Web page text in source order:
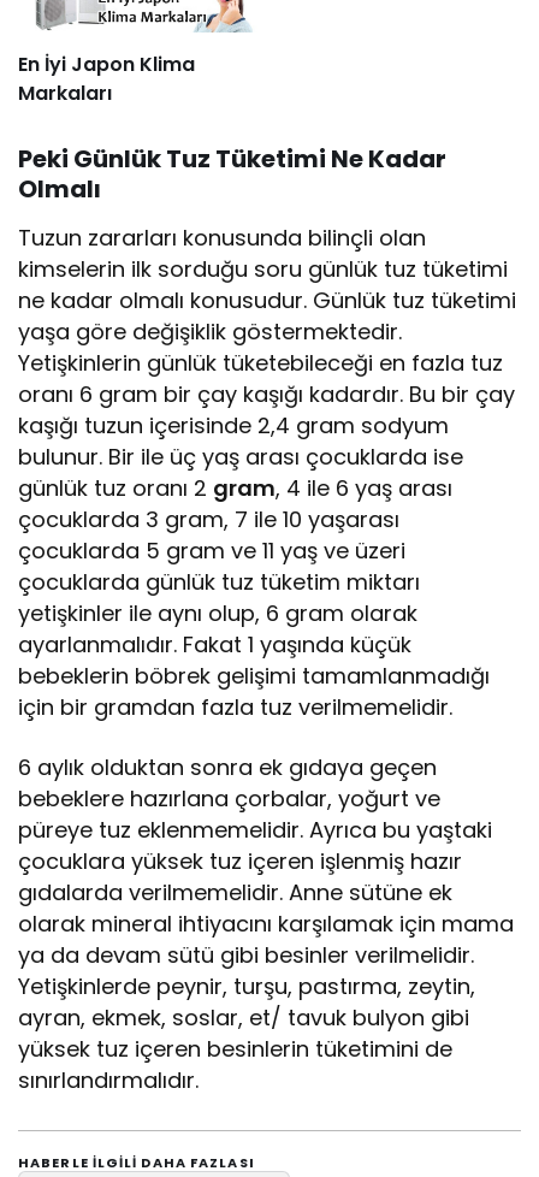
En İyi Japon Klima
Markaları
Peki Günlük Tuz Tüketimi Ne Kadar
Olmalı
Tuzun zararları konusunda bilinçli olan
kimselerin ilk sorduğu soru günlük tuz tüketimi
ne kadar olmalı konusudur. Günlük tuz tüketimi
yaşa göre değişiklik göstermektedir.
Yetişkinlerin günlük tüketebileceği en fazla tuz
oranı 6 gram bir çay kaşığı kadardır. Bu bir çay
kaşığı tuzun içerisinde 2,4 gram sodyum
bulunur. Bir ile üç yaş arası çocuklarda ise
günlük tuz oranı 2 gram, 4 ile 6 yaş arası
çocuklarda 3 gram, 7 ile 10 yaşarası
çocuklarda 5 gram ve 11 yaş ve üzeri
çocuklarda günlük tuz tüketim miktarı
yetişkinler ile aynı olup, 6 gram olarak
ayarlanmalıdır. Fakat 1 yaşında küçük
bebeklerin böbrek gelişimi tamamlanmadığı
için bir gramdan fazla tuz verilmemelidir.
6 aylık olduktan sonra ek gıdaya geçen
bebeklere hazırlana çorbalar, yoğurt ve
püreye tuz eklenmemelidir. Ayrıca bu yaştaki
çocuklara yüksek tuz içeren işlenmiş hazır
gıdalarda verilmemelidir. Anne sütüne ek
olarak mineral ihtiyacını karşılamak için mama
ya da devam sütü gibi besinler verilmelidir.
Yetişkinlerde peynir, turşu, pastırma, zeytin,
ayran, ekmek, soslar, et/ tavuk bulyon gibi
yüksek tuz içeren besinlerin tüketimini de
sınırlandırmalıdır.
HABERLE ILGILI DAHA FAZLASI